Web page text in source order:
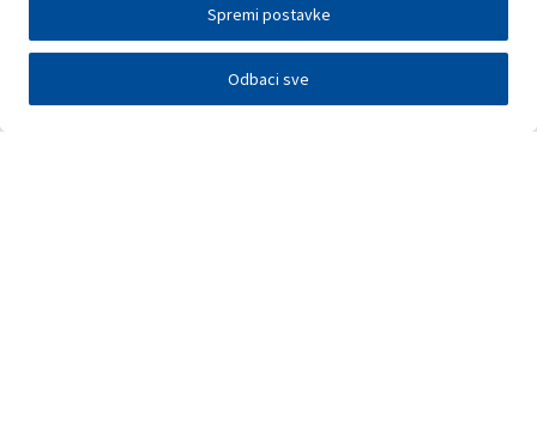
Odbaci sve
Spremi postavke